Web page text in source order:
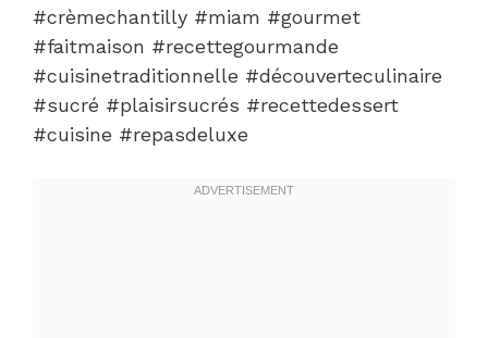
#crèmechantilly #miam #gourmet
#faitmaison #recettegourmande
#cuisinetraditionnelle #découverteculinaire
#sucré #plaisirsucrés #recettedessert
#cuisine #repasdeluxe